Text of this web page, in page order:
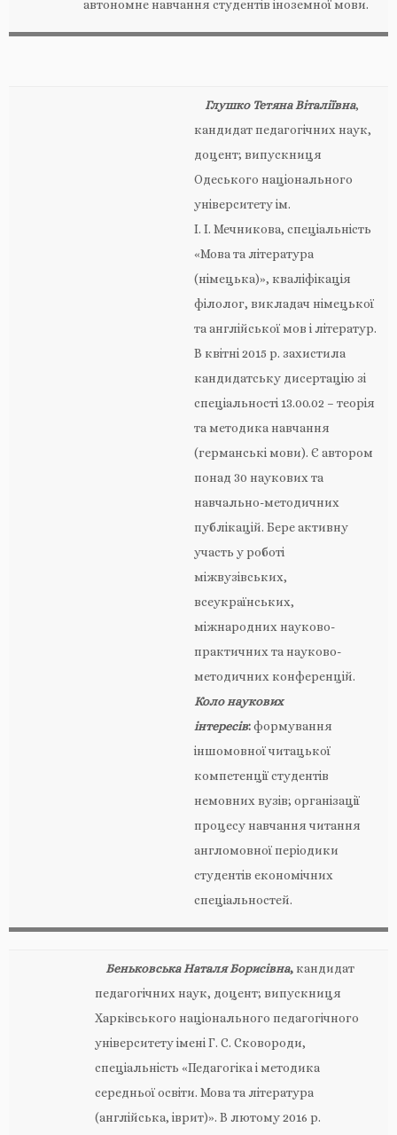
автономне навчання студентів іноземної мови.
Глушко Тетяна Віталіївна,
кандидат педагогічних наук,
доцент; випускниця
Одеського національного
університету ім.
І. І. Мечникова, спеціальність
«Мова та література
(німецька)», кваліфікація
філолог, викладач німецької
та англійської мов і літератур.
В квітні 2015 р. захистила
кандидатську дисертацію зі
спеціальності 13.00.02 – теорія
та методика навчання
(германські мови). Є автором
понад 30 наукових та
навчально-методичних
публікацій. Бере активну
участь у роботі
міжвузівських,
всеукраїнських,
міжнародних науково-
практичних та науково-
методичних конференцій.
Коло наукових
інтересів:формування
іншомовної читацької
компетенції студентів
немовних вузів; організації
процесу навчання читання
англомовної періодики
студентів економічних
спеціальностей.
Беньковська Наталя Борисівна, кандидат
педагогічних наук, доцент; випускниця
Харківського національного педагогічного
університету імені Г. С. Сковороди,
спеціальність «Педагогіка і методика
середньої освіти. Мова та література
(англійська, іврит)». В лютому 2016 р.